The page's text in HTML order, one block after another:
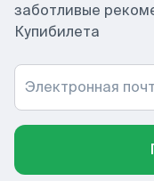
заботливые
Купибилета
Электронная